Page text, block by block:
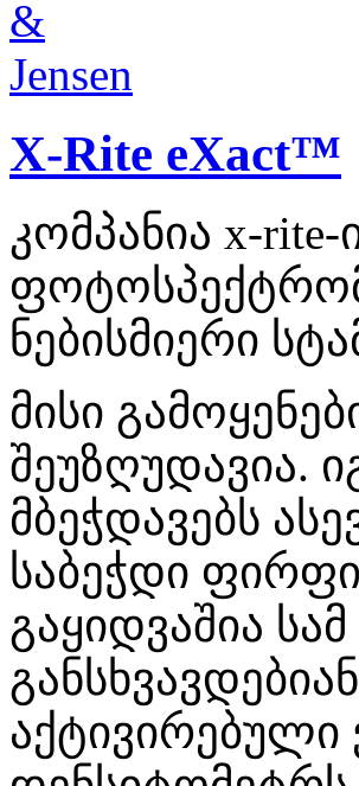
X-Rite eXact™
კომპანია x-
ნებისმიერი
მისი
შეუზღუდავია.
მბეჭდავებს
საბეჭდი
გაყიდვაშია
აქტივირებული